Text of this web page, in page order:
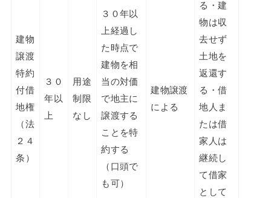
建物
譲渡
特約
付借
地権
（法
２４
条）
３０
年以
上
用途
制限
なし
３０年以
上経過し
た時点で
建物を相
当の対価
で地主に
譲渡する
ことを特
約する
（口頭で
も可）
建物譲渡
による
る・建
物は収
去せず
土地を
返還す
る・借
地人ま
たは借
家人は
継続し
て借家
として